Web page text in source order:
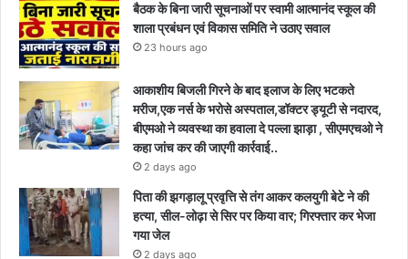
बैठक के बिना जारी सूचनाओं पर स्वामी आत्मानंद स्कूल की
शाला प्रबंधन एवं विकास समिति ने उठाए सवाल
23 hours ago
आकाशीय बिजली गिरने के बाद इलाज के लिए भटकते
मरीज,एक नर्स के भरोसे अस्पताल,डॉक्टर ड्यूटी से नदारद,
बीएमओ ने व्यवस्था का हवाला दे पल्ला झाड़ा , सीएमएचओ ने
कहा जांच कर की जाएगी कार्रवाई..
2 days ago
पिता की झगड़ालू प्रवृत्ति से तंग आकर कलयुगी बेटे ने की
हत्या, सील-लोढ़ा से सिर पर किया वार; गिरफ्तार कर भेजा
गया जेल
2 days ago